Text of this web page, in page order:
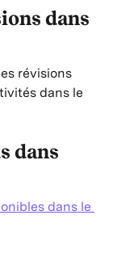
dans
révisions
dans le
dans
dans le